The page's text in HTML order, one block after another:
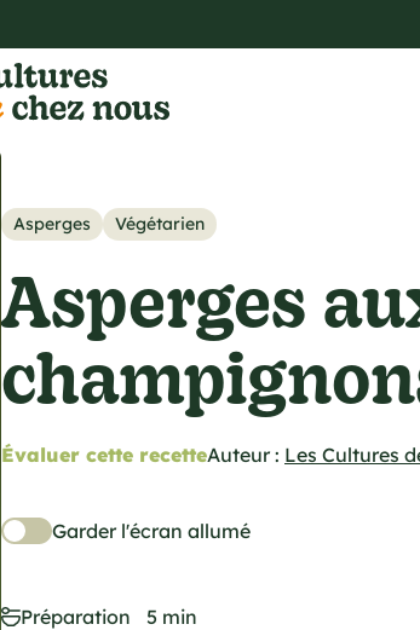
Asperges Végétarien
Asperges
Évaluer cette recetteAuteur : Les Cultures
Garder l'écran allumé
Préparation
5 min